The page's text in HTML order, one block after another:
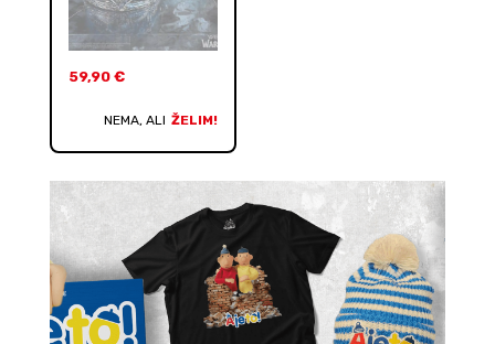
59,90 €
NEMA, ALI ŽELIM!